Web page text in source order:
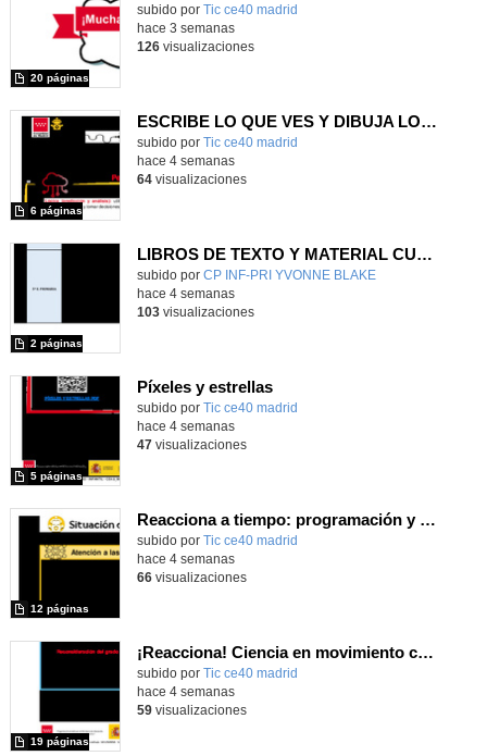
Contenido educativo.
subido por Tic ce40 madrid
20 páginas
hace 3 semanas
126visualizaciones
ESCRIBE LO QUE VES Y DIBUJA LO QUE LEES
subido por Tic ce40 madrid
6 páginas
hace 4 semanas
64visualizaciones
LIBROS DE TEXTO Y MATERIAL CURRICULAR
subido por CP INF-PRI YVONNE BLAKE
2 páginas
-
hace 4 semanas
103visualizaciones
Píxeles y estrellas
subido por Tic ce40 madrid
5 páginas
hace 4 semanas
47visualizaciones
Reacciona a tiempo: programación y reflejos con Micro:bit
subido por Tic ce40 madrid
12 páginas
hace 4 semanas
66visualizaciones
¡Reacciona! Ciencia en movimiento con micro:bit y Maqueen
subido por Tic ce40 madrid
19 páginas
hace 4 semanas
59visualizaciones